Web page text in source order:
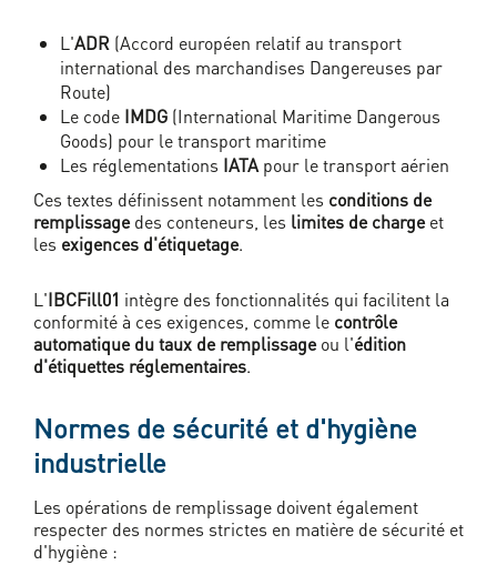
L'ADR (Accord européen relatif au transport
international des marchandises Dangereuses par
Route)
Le code IMDG (International Maritime Dangerous
Goods) pour le transport maritime
Les réglementations IATApour le transport aérien
Ces textes définissent notamment les conditions de
remplissagedes conteneurs, les limites de chargeet
les exigences d'étiquetage.
L'IBCFill01 intègre des fonctionnalités qui facilitent la
conformité à ces exigences, comme le contrôle
automatique du taux de remplissageou l'édition
d'étiquettes réglementaires.
Normes de sécurité et d'hygiène
industrielle
Les opérations de remplissage doivent également
respecter des normes strictes en matière de sécurité et
d'hygiène :